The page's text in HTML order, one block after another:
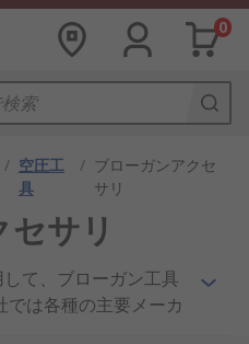
0
/ 空圧工
具
/ ブローガンアクセ
サリ
サリ
て、ブローガン工具
は各種の主要メーカ